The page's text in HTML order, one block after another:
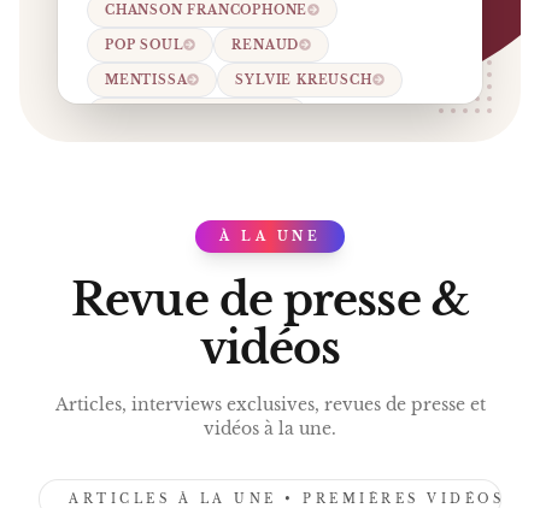
CHANSON FRANCOPHONE
POP SOUL RENAUD
MENTISSA SYLVIE KREUSCH
PRESS
À LA UNE
Revue de presse &
vidéos
Articles, interviews exclusives, revues de presse et
vidéos à la une.
ARTICLES À LA UNE • PREMIÈRES VIDÉOS •